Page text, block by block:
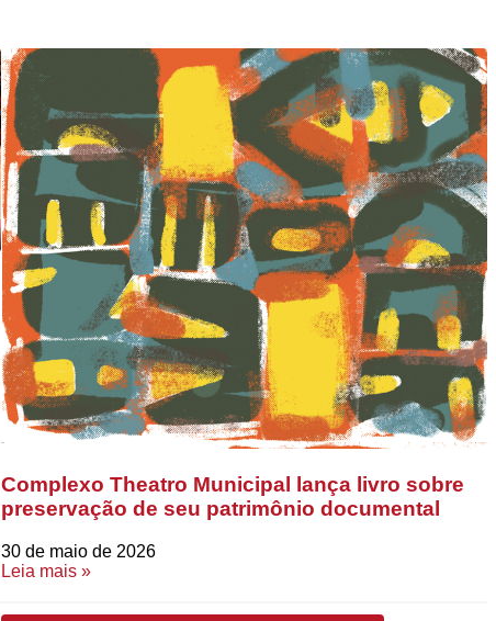
Complexo Theatro Municipal lança livro sobre
preservação de seu patrimônio documental
30 de maio de 2026
Leia mais »